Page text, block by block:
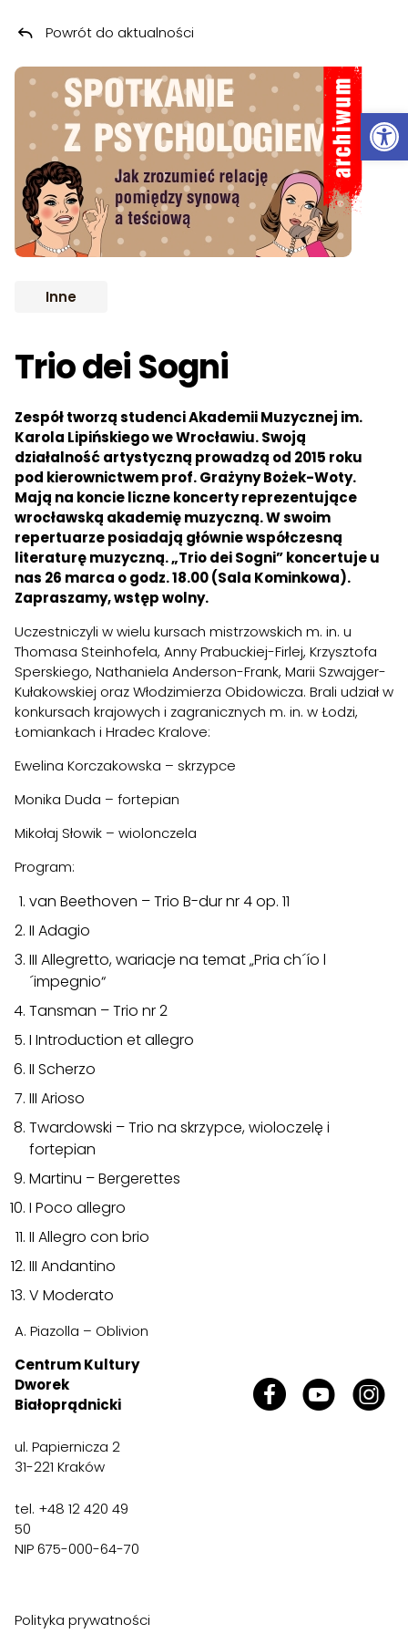
Przeskocz do treści
ARCHIWUM
Inne
Trio dei Sogni
Powrót do aktualności
Zespół tworzą studenci Akademii Muzycznej im.
Karola Lipińskiego we Wrocławiu. Swoją
działalność artystyczną prowadzą od 2015 roku
pod kierownictwem prof. Grażyny Bożek-Woty.
Mają na koncie liczne koncerty reprezentujące
wrocławską akademię muzyczną. W swoim
repertuarze posiadają głównie współczesną
literaturę muzyczną. „Trio dei Sogni” koncertuje u
nas 26 marca o godz. 18.00 (Sala Kominkowa).
Zapraszamy, wstęp wolny.
Uczestniczyli w wielu kursach mistrzowskich m. in. u
Thomasa Steinhofela, Anny Prabuckiej-Firlej, Krzysztofa
Sperskiego, Nathaniela Anderson-Frank, Marii Szwajger-
Kułakowskiej oraz Włodzimierza Obidowicza. Brali udział w
konkursach krajowych i zagranicznych m. in. w Łodzi,
Łomiankach i Hradec Kralove:
Ewelina Korczakowska – skrzypce
Monika Duda – fortepian
Mikołaj Słowik – wiolonczela
Program:
van Beethoven – Trio B-dur nr 4 op. 11
II Adagio
III Allegretto, wariacje na temat „Pria ch´ío l
´impegnio“
Tansman – Trio nr 2
I Introduction et allegro
II Scherzo
III Arioso
Twardowski – Trio na skrzypce, wioloczelę i
fortepian
Martinu – Bergerettes
I Poco allegro
II Allegro con brio
III Andantino
V Moderato
A. Piazolla – Oblivion
Centrum Kultury
Dworek
Białoprądnicki
ul. Papiernicza 2
31-221 Kraków
tel. +48 12 420 49
50
NIP 675-000-64-70
Polityka prywatności